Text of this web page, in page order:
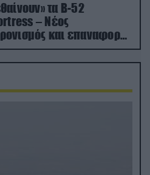
τα Β-52
– Νέος
και επαναφορά